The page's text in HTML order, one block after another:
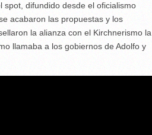
difundido desde el oficialismo
acabaron las propuestas y los
la alianza con el Kirchnerismo la
llamaba a los gobiernos de Adolfo y